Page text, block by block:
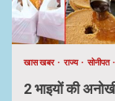
खास खबर राज्य सोनीपत
2 भाइयों की